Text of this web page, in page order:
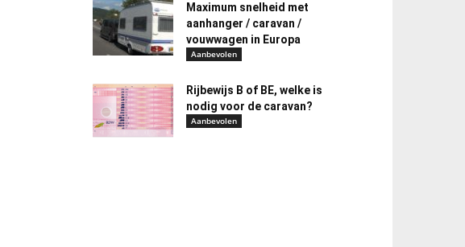
Maximum snelheid met
aanhanger / caravan /
vouwwagen in Europa
Aanbevolen
Rijbewijs B of BE, welke is
nodig voor de caravan?
Aanbevolen